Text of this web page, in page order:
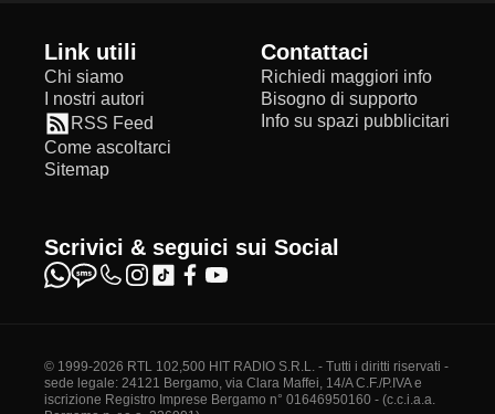
Link utili
Chi siamo
I nostri autori
RSS Feed
Come ascoltarci
Sitemap
Contattaci
Richiedi maggiori info
Bisogno di supporto
Info su spazi pubblicitari
Scrivici & seguici sui Social
© 1999-2026 RTL 102,500 HIT RADIO S.R.L. - Tutti i diritti riservati -
sede legale: 24121 Bergamo, via Clara Maffei, 14/A C.F./P.IVA e
iscrizione Registro Imprese Bergamo n° 01646950160 - (c.c.i.a.a.